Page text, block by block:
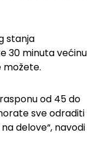
stanja
30 minuta većinu
možete.
od 45 do
sve odraditi
delove“, navodi